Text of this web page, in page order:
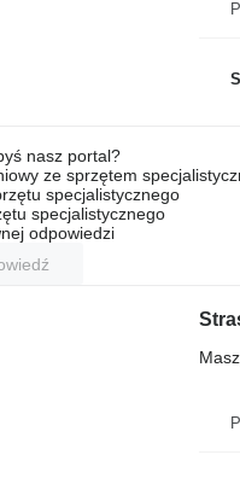
nasz portal?
ze sprzętem
specjalistycznego
specjalistycznego
odpowiedzi